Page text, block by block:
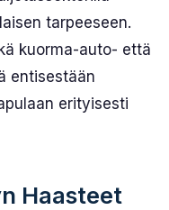
tarpeeseen.
kuorma-auto- että
entisestään
erityisesti
Haasteet